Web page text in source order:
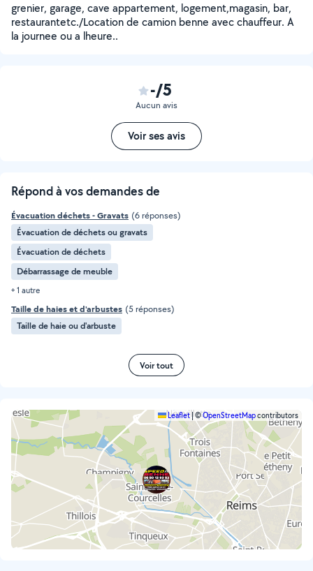
grenier, garage, cave appartement, logement,magasin, bar,
restaurantetc./Location de camion benne avec chauffeur. A
la journee ou a lheure..
-/5
Aucun avis
Voir ses avis
Répond à vos demandes de
Évacuation déchets - Gravats (6 réponses)
Évacuation de déchets ou gravats
Évacuation de déchets
Débarrassage de meuble
+ 1 autre
Taille de haies et d'arbustes (5 réponses)
Taille de haie ou d'arbuste
Voir tout
Leaflet|©OpenStreetMapcontributors